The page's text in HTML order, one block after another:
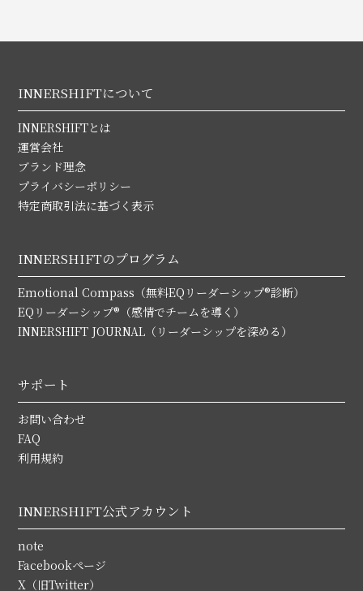
INNERSHIFTについて
INNERSHIFTとは
運営会社
ブランド理念
プライバシーポリシー
特定商取引法に基づく表示
INNERSHIFTのプログラム
Emotional Compass（無料EQリーダーシップ®診断）
EQリーダーシップ®（感情でチームを導く）
INNERSHIFT JOURNAL（リーダーシップを深める）
サポート
お問い合わせ
FAQ
利用規約
INNERSHIFT公式アカウント
note
Facebookページ
X（旧Twitter）